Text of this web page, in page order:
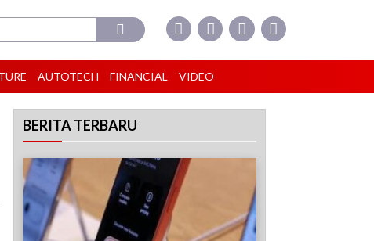
AUTOTECH FINANCIAL VIDEO
BERITA TERBARU